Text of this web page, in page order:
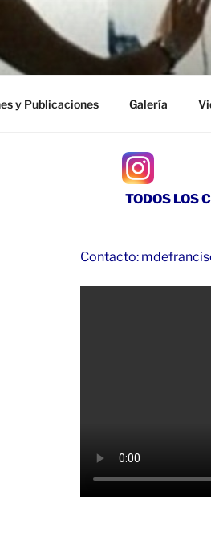
y Publicaciones Galería
TODOS LOS
Contacto: